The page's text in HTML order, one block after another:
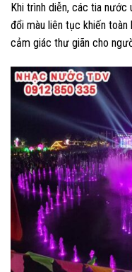
Khi trình diễn, các tia nước
đổi màu liên tục khiến toàn
cảm giác thư giãn cho